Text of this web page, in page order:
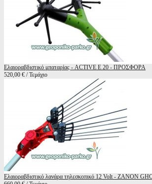
Ελαιοραβδιστικό μπαταρίας - ACTIVE E 20 - ΠΡΟΣΦΟΡΑ
520,00 € / Τεμάχιο
Ελαιοραβδιστικό λανάρα τηλεσκοπικό 12 Volt - ZANON